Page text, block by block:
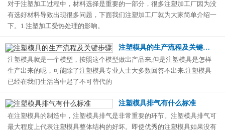
对于注塑加工过程中，材料选择是重要的一部分，很多注塑加工厂因为没
有选好材料导致出现很多问题，下面我们注塑加工厂就为大家简单介绍一
下。1.注塑加工受热处理的影响。
注塑模具的生产流程及关键步骤
注塑模具就是一个模型，按照这个模型做出产品来,但是注塑模具是怎样
生产出来的呢，可能除了注塑模具专业人士大多数回答不出来.注塑模具
已经在我们生活当中起了不可替代的
注塑模具排气有什么标准
在注塑模具的制造中，注塑模具排气是非常重要的环节。注塑模具排气可
最大程度上代表注塑模具整体结构的好坏。即使优秀的注塑模具如果没有